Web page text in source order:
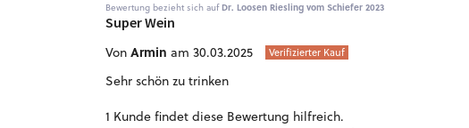
Bewertung bezieht sich aufDr. Loosen Riesling vom Schiefer 2023
Super Wein
Von Armin am 30.03.2025 Verifizierter Kauf
Sehr schön zu trinken
1 Kunde findet diese Bewertung hilfreich.